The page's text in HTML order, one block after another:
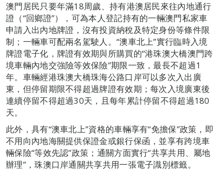
澳門居民只要年滿18周歲、持有港澳居民來往內地通行
證（“回鄉證”），可為本人登記持有的一輛澳門私家車
申請入出內地牌證，沒有投資納稅及特定身份等條件限
制；一輛車可配兩名駕駛人。“澳車北上”實行臨時入境
牌證電子化，牌證有效期與所購買的“港珠澳大橋澳門跨
境車輛內地交強險等效保險”期限一致，最長不超過1
年。車輛經港珠澳大橋珠海公路口岸可以多次入出廣
東，但停留期限不得超過牌證有效期；每次入境廣東後
連續停留不得超過30天，且每年累計停留不得超過180
天。
此外，具有“澳車北上”資格的車輛享有“免擔保”政策，即
不用向內地海關提供保證金或銀行保函，並享有跨境車
輛保險“等效先認”政策；通關方面實行“共享共用、屬地
辦理”，珠澳口岸通關共享共用一張電子識別標籤。